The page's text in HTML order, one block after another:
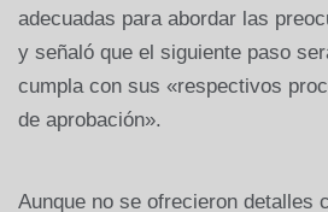
adecuadas para abordar las
y señaló que el siguiente paso
cumpla con sus «respectivos
de aprobación».
Aunque no se ofrecieron detalles